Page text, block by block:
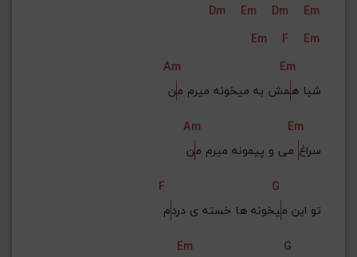
Dm
Em Dm
Em
Em
F
Em
Am
Em
شبا همش به میخونه میرم من
Am
Em
سراغ می و پیمونه میرم من
F
G
تو این میخونه ها خسته ی دردم
Em
G